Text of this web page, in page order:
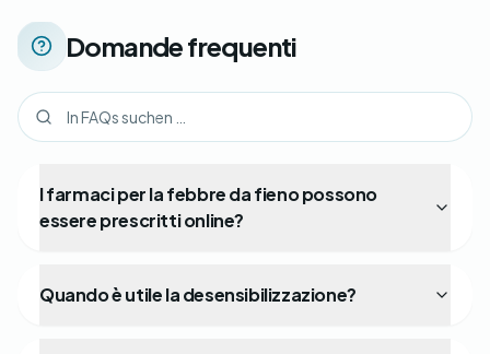
Domande frequenti
I farmaci per la febbre da fieno possono
essere prescritti online?
Quando è utile la desensibilizzazione?